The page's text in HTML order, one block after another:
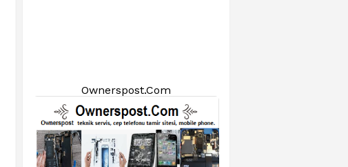
Ownerspost.Com